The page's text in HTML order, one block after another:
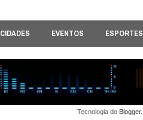
CIDADES EVENTOS ESPORTES
Tecnologia do Blogger.